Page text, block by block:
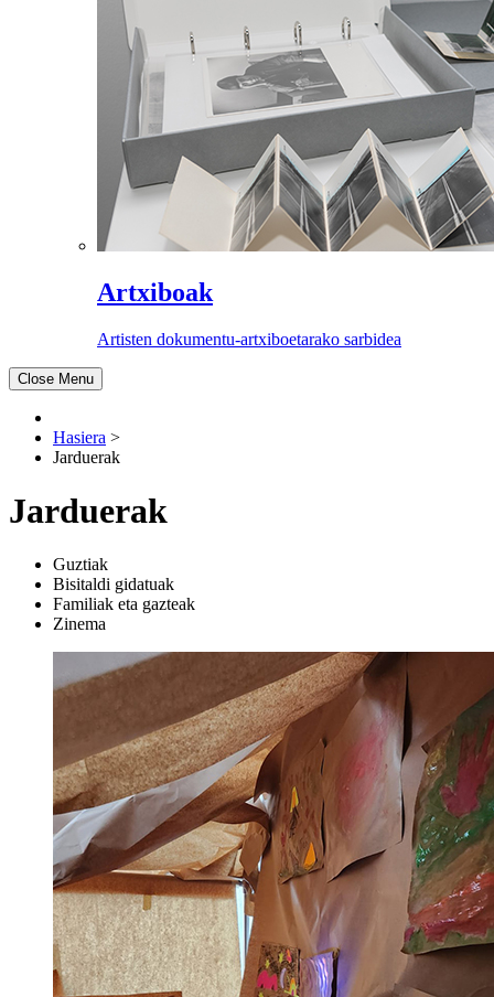
Artxiboak
Artisten dokumentu-artxiboetarako sarbidea
Close Menu
Hasiera >
Jarduerak
Jarduerak
Guztiak
Bisitaldi gidatuak
Familiak eta gazteak
Zinema